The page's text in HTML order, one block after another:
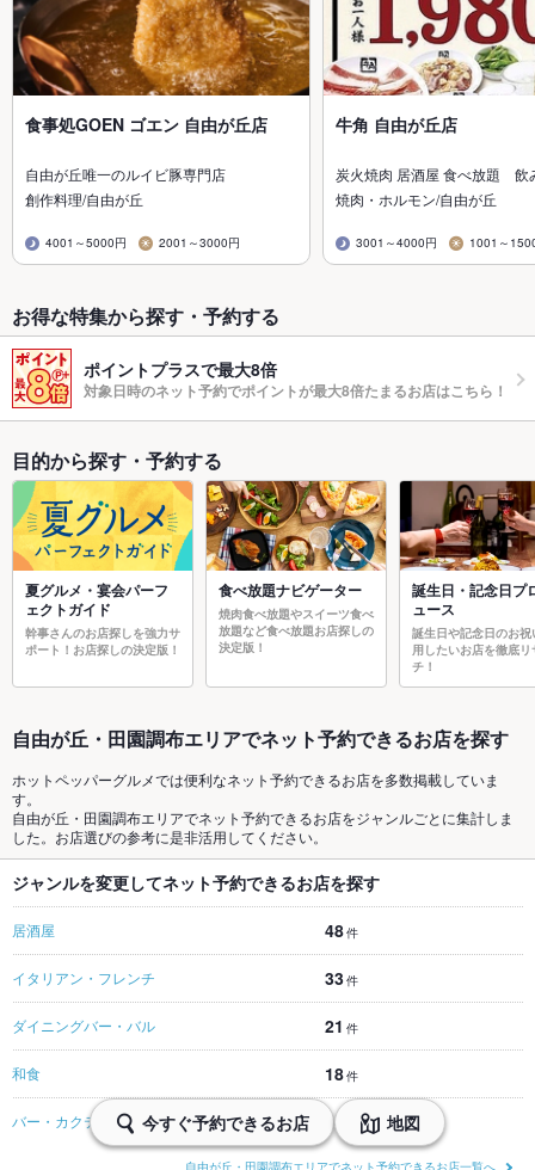
食事処GOEN ゴエン 自由が丘店
自由が丘唯一のルイビ豚専門店
創作料理/自由が丘
4001～5000円 2001～3000円
牛角 自由が丘店
炭火焼肉 居酒屋 食べ放題 飲
焼肉・ホルモン/自由が丘
3001～4000円 1001～
お得な特集から探す・予約する
ポイントプラスで最大8倍
対象日時のネット予約でポイントが最大8倍たまるお店はこちら！
目的から探す・予約する
夏グルメ・宴会パーフ
ェクトガイド
幹事さんのお店探しを強力サ
ポート！お店探しの決定版！
食べ放題ナビゲーター
焼肉食べ放題やスイーツ食べ
放題など食べ放題お店探しの
決定版！
誕生日・記念日プ
ュース
誕生日や記念日のお祝
用したいお店を徹底リ
チ！
自由が丘・田園調布エリアでネット予約できるお店を探す
ホットペッパーグルメでは便利なネット予約できるお店を多数掲載していま
す。
自由が丘・田園調布エリアでネット予約できるお店をジャンルごとに集計しま
した。お店選びの参考に是非活用してください。
ジャンルを変更してネット予約できるお店を探す
居酒屋 48件
イタリアン・フレンチ 33件
ダイニングバー・バル 21 件
和食 18件
バー・カクテル 14
今すぐ予約できるお店 地図